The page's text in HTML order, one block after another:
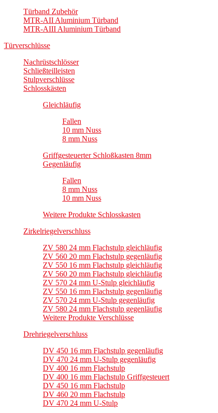
Türband Zubehör
MTR-AII Aluminium Türband
MTR-AIII Aluminium Türband
Türverschlüsse
Nachrüstschlösser
Schließteilleisten
Stulpverschlüsse
Schlosskästen
Gleichläufig
Fallen
10 mm Nuss
8 mm Nuss
Griffgesteuerter Schloßkasten 8mm
Gegenläufig
Fallen
8 mm Nuss
10 mm Nuss
Weitere Produkte Schlosskasten
Zirkelriegelverschluss
ZV 580 24 mm Flachstulp gleichläufig
ZV 560 20 mm Flachstulp gegenläufig
ZV 550 16 mm Flachstulp gleichläufig
ZV 560 20 mm Flachstulp gleichläufig
ZV 570 24 mm U-Stulp gleichläufig
ZV 550 16 mm Flachstulp gegenläufig
ZV 570 24 mm U-Stulp gegenläufig
ZV 580 24 mm Flachstulp gegenläufig
Weitere Produkte Verschlüsse
Drehriegelverschluss
DV 450 16 mm Flachstulp gegenläufig
DV 470 24 mm U-Stulp gegenläufig
DV 400 16 mm Flachstulp
DV 400 16 mm Flachstulp Griffgesteuert
DV 450 16 mm Flachstulp
DV 460 20 mm Flachstulp
DV 470 24 mm U-Stulp